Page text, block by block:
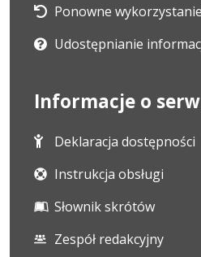
Ponowne wykorzystanie
Udostępnianie
Informacje o
Deklaracja dostępności
Instrukcja obsługi
Słownik skrótów
Zespół redakcyjny